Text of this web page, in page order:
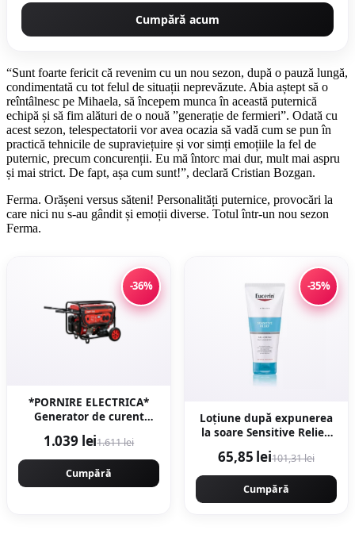
Cumpără acum
“Sunt foarte fericit că revenim cu un nou sezon, după o pauză lungă,
condimentată cu tot felul de situații neprevăzute. Abia aștept să o
reîntâlnesc pe Mihaela, să începem munca în această puternică
echipă și să fim alături de o nouă ”generație de fermieri”. Odată cu
acest sezon, telespectatorii vor avea ocazia să vadă cum se pun în
practică tehnicile de supraviețuire și vor simți emoțiile la fel de
puternic, precum concurenții. Eu mă întorc mai dur, mult mai aspru
și mai strict. De fapt, așa cum sunt!”, declară Cristian Bozgan.
Ferma. Orășeni versus săteni! Personalități puternice, provocări la
care nici nu s-au gândit și emoții diverse. Totul într-un nou sezon
Ferma.
-36%
*PORNIRE ELECTRICA*
Generator de curent
de transport, Regulator
Tensiune (AVR), pe
benzina 4 timpi Campion
PROFESSIONAL CMP1781
1.039 lei1.611 lei
Cumpără
-35%
Loțiune după expunerea
la soare Sensitive Relief,
65,85 lei101,31 lei
Cumpără